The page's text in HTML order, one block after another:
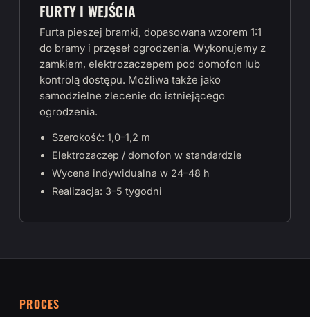
FURTY I WEJŚCIA
Furta pieszej bramki, dopasowana wzorem 1:1
do bramy i przęseł ogrodzenia. Wykonujemy z
zamkiem, elektrozaczepem pod domofon lub
kontrolą dostępu. Możliwa także jako
samodzielne zlecenie do istniejącego
ogrodzenia.
Szerokość: 1,0–1,2 m
Elektrozaczep / domofon w standardzie
Wycena indywidualna w 24–48 h
Realizacja: 3–5 tygodni
PROCES